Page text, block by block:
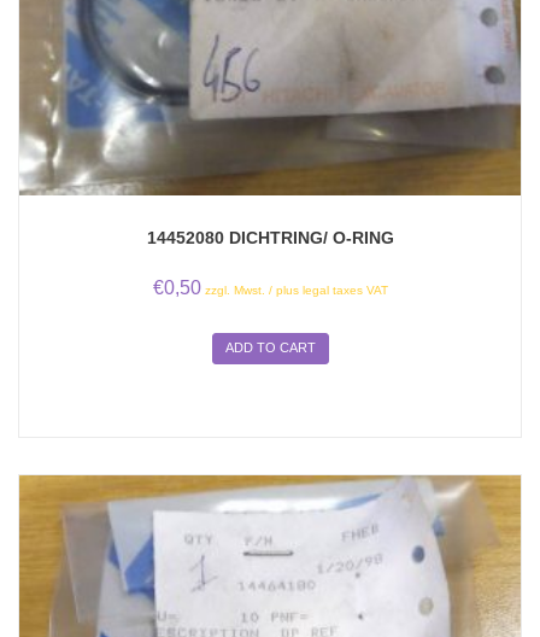
14452080 DICHTRING/ O-RING
€0,50 zzgl. Mwst. / plus legal taxes VAT
ADD TO CART